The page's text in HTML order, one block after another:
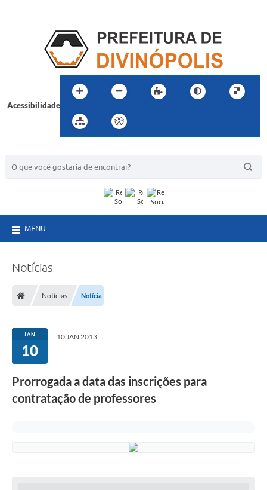
Acessibilidade
MENU
Notícias
Notícias Notícia
JAN
10
10 JAN 2013
Prorrogada a data das inscrições para
contratação de professores